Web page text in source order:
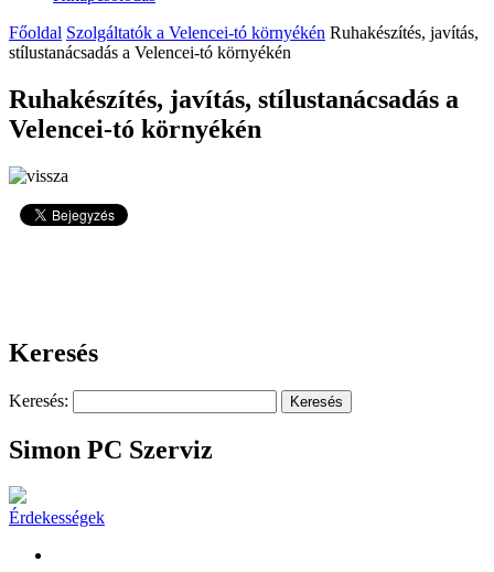
Főoldal Szolgáltatók a Velencei-tó környékén Ruhakészítés, javítás,
stílustanácsadás a Velencei-tó környékén
Ruhakészítés, javítás, stílustanácsadás a
Velencei-tó környékén
Keresés
Keresés:
Simon PC Szerviz
Érdekességek